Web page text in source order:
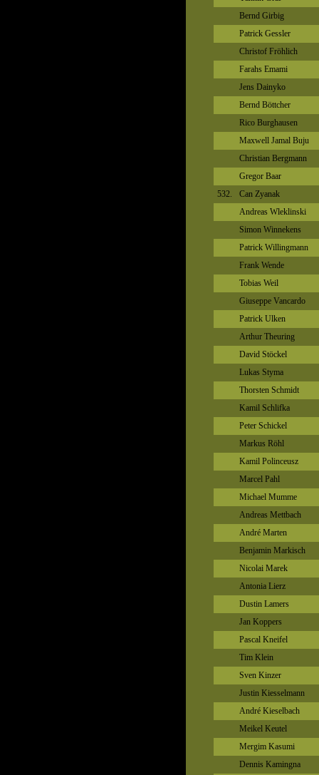
Bernd Girbig
Patrick Gessler
Christof Fröhlich
Farahs Emami
Jens Dainyko
Bernd Böttcher
Rico Burghausen
Maxwell Jamal Buju
Christian Bergmann
Gregor Baar
532.
Can Zyanak
Andreas Wleklinski
Simon Winnekens
Patrick Willingmann
Frank Wende
Tobias Weil
Giuseppe Vancardo
Patrick Ulken
Arthur Theuring
David Stöckel
Lukas Styma
Thorsten Schmidt
Kamil Schlifka
Peter Schickel
Markus Röhl
Kamil Polinceusz
Marcel Pahl
Michael Mumme
Andreas Mettbach
André Marten
Benjamin Markisch
Nicolai Marek
Antonia Lierz
Dustin Lamers
Jan Koppers
Pascal Kneifel
Tim Klein
Sven Kinzer
Justin Kiesselmann
André Kieselbach
Meikel Keutel
Mergim Kasumi
Dennis Kamingna